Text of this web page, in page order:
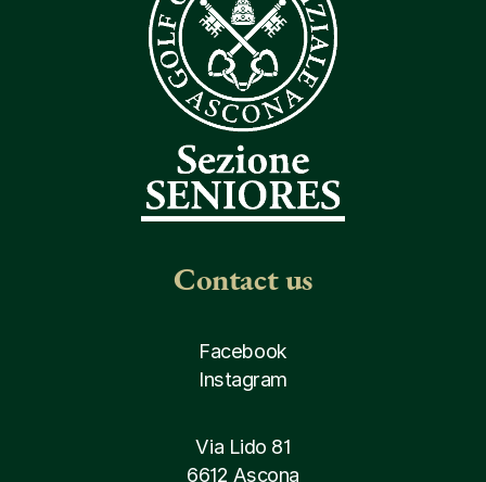
Contact us
Facebook
Instagram
Via Lido 81
6612 Ascona